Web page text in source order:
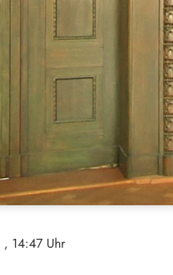
, 14:47 Uhr